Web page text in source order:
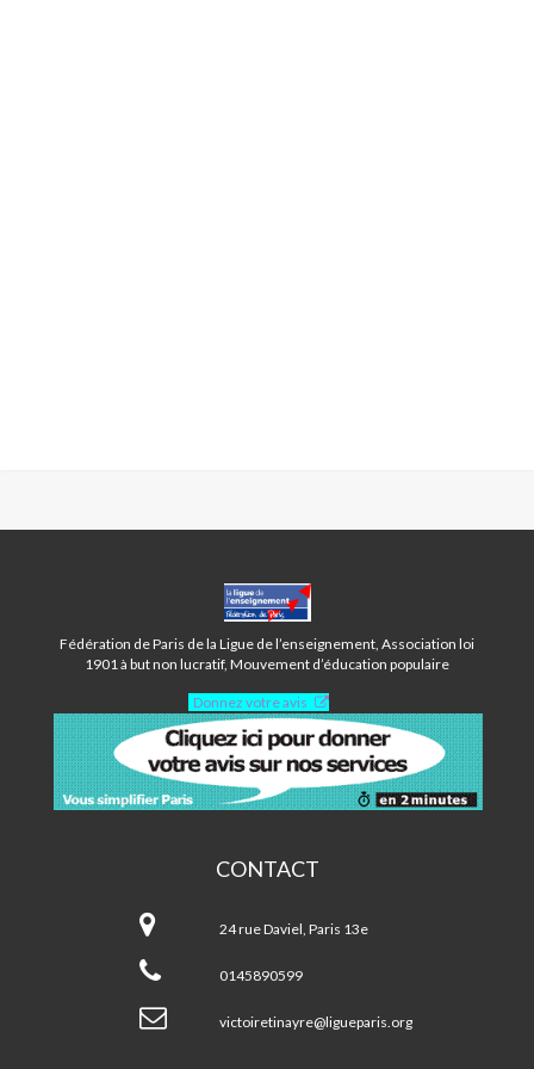
CENTRE
VICTOIRE
TINAYRE
-
13ÈME
Fédération de Paris de la Ligue de l’enseignement, Association loi
1901 à but non lucratif, Mouvement d’éducation populaire
Donnez votre avis
CONTACT
Victoire
Tinayre
Paris
24 rue Daviel, Paris 13e
0145890599
victoiretinayre@ligueparis.org